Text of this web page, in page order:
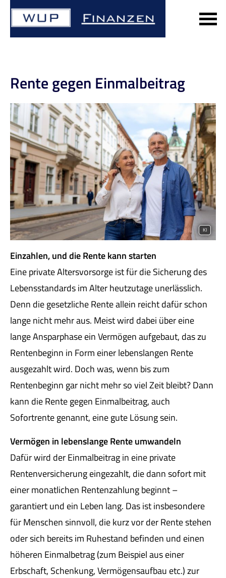
Rente gegen Einmalbeitrag
KI
Einzahlen, und die Rente kann starten
Eine private Alters­vorsorge ist für die Sicherung des
Lebensstandards im Alter heutzutage unerlässlich.
Denn die gesetzliche Rente allein reicht dafür schon
lange nicht mehr aus. Meist wird dabei über eine
lange Ansparphase ein Vermögen aufgebaut, das zu
Rentenbeginn in Form einer lebenslangen Rente
ausgezahlt wird. Doch was, wenn bis zum
Rentenbeginn gar nicht mehr so viel Zeit bleibt? Dann
kann die Rente gegen Einmalbeitrag, auch
Sofortrente genannt, eine gute Lösung sein.
Vermögen in lebenslange Rente umwandeln
Dafür wird der Einmalbeitrag in eine private
Rentenversicherung eingezahlt, die dann sofort mit
einer monatlichen Rentenzahlung beginnt –
garantiert und ein Leben lang. Das ist insbesondere
für Menschen sinnvoll, die kurz vor der Rente stehen
oder sich bereits im Ruhestand befinden und einen
höheren Einmalbetrag (zum Beispiel aus einer
Erbschaft, Schenkung, Vermögensaufbau etc.) zur